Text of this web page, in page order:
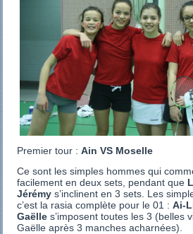
Premier tour :Ain VS Moselle
Ce sont les simples hommes qui
facilement en deux sets, pendant que
Jérémy s’inclinent en 3 sets. Les
c’est la rasia complète pour le 01 :Ai-
Gaëlle s’imposent toutes les 3 (belles
Gaëlle après 3 manches acharnées).